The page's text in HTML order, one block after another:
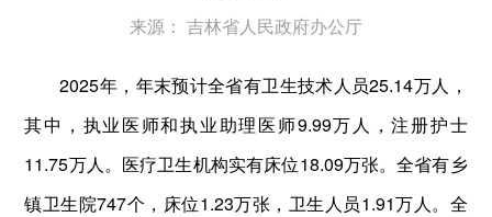
来源： 吉林省人民政府办公厅
2025年，年末预计全省有卫生技术人员25.14万人，
其中，执业医师和执业助理医师9.99万人，注册护士
11.75万人。医疗卫生机构实有床位18.09万张。全省有乡
镇卫生院747个，床位1.23万张，卫生人员1.91万人。全